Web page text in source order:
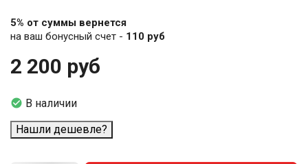
5% от суммы вернется
на ваш бонусный счет - 110 руб
2 200 руб
 В наличии
Нашли дешевле?